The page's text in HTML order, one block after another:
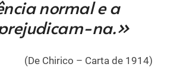
normal e a
na.»
(De Chirico – Carta de 1914)